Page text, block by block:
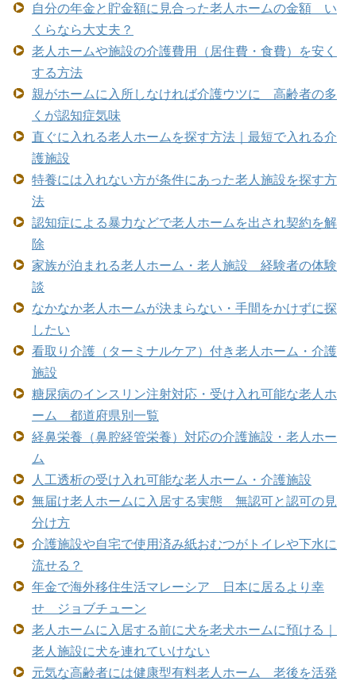
自分の年金と貯金額に見合った老人ホームの金額 い
くらなら大丈夫？
老人ホームや施設の介護費用（居住費・食費）を安く
する方法
親がホームに入所しなければ介護ウツに 高齢者の多
くが認知症気味
直ぐに入れる老人ホームを探す方法｜最短で入れる介
護施設
特養には入れない方が条件にあった老人施設を探す方
法
認知症による暴力などで老人ホームを出され契約を解
除
家族が泊まれる老人ホーム・老人施設 経験者の体験
談
なかなか老人ホームが決まらない・手間をかけずに探
したい
看取り介護（ターミナルケア）付き老人ホーム・介護
施設
糖尿病のインスリン注射対応・受け入れ可能な老人ホ
ーム 都道府県別一覧
経鼻栄養（鼻腔経管栄養）対応の介護施設・老人ホー
ム
人工透析の受け入れ可能な老人ホーム・介護施設
無届け老人ホームに入居する実態 無認可と認可の見
分け方
介護施設や自宅で使用済み紙おむつがトイレや下水に
流せる？
年金で海外移住生活マレーシア 日本に居るより幸
せ ジョブチューン
老人ホームに入居する前に犬を老犬ホームに預ける｜
老人施設に犬を連れていけない
元気な高齢者には健康型有料老人ホーム 老後を活発